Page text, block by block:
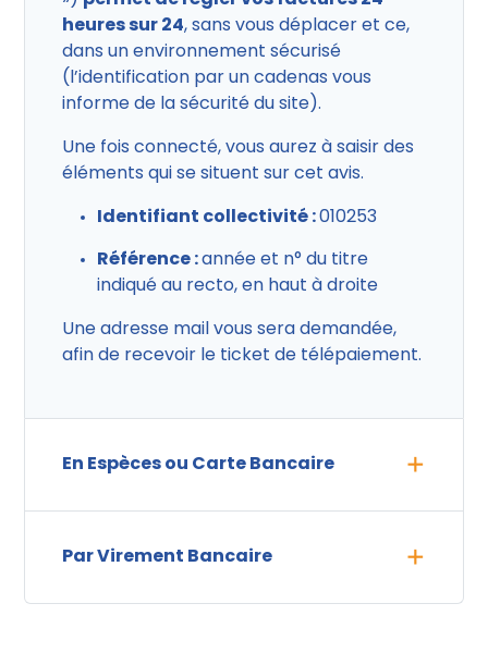
heures sur 24, sans vous déplacer et ce,
dans un environnement sécurisé
(l’identification par un cadenas vous
informe de la sécurité du site).
Une fois connecté, vous aurez à saisir des
éléments qui se situent sur cet avis.
Identifiant collectivité :010253
Référence :année et n° du titre
indiqué au recto, en haut à droite
Une adresse mail vous sera demandée,
afin de recevoir le ticket de télépaiement.
En Espèces ou Carte Bancaire
Par Virement Bancaire